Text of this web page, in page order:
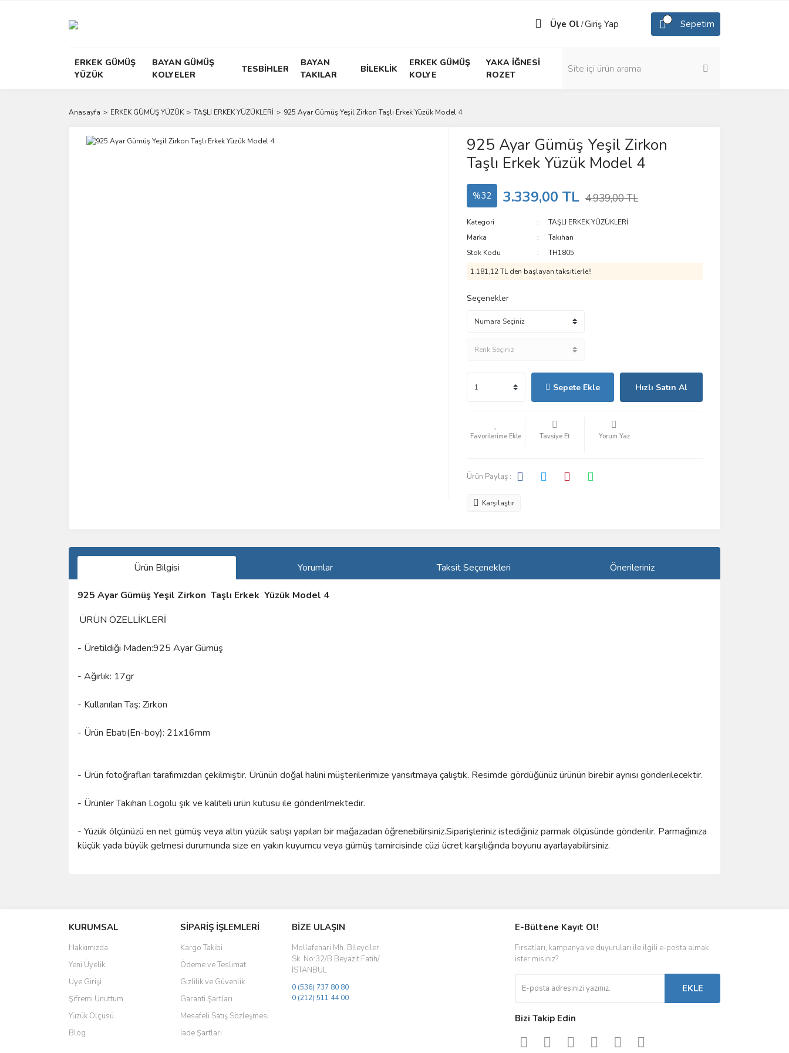
Üye Ol /Giriş Yap Sepetim
ERKEK GÜMÜŞ
YÜZÜK
BAYAN GÜMÜŞ
KOLYELER
TESBİHLER
BAYAN
TAKILAR
BİLEKLİK
ERKEK GÜMÜŞ
KOLYE
YAKA İĞNESİ
ROZET
Anasayfa ERKEK GÜMÜŞ YÜZÜK TAŞLI ERKEK YÜZÜKLERİ 925 Ayar Gümüş Yeşil Zirkon Taşlı Erkek Yüzük Model 4
925 Ayar Gümüş Yeşil Zirkon
Taşlı Erkek Yüzük Model 4
%32 3.339,00 TL 4.939,00 TL
Kategori
TAŞLI ERKEK YÜZÜKLERİ
Marka
Takıhan
Stok Kodu
TH1805
1.181,12 TL den başlayan taksitlerle!!
Seçenekler
Sepete Ekle Hızlı Satın Al
Tavsiye Et Yorum Yaz
Ürün Paylaş :
Karşılaştır
Ürün Bilgisi Yorumlar Taksit Seçenekleri Önerileriniz
925 Ayar Gümüş Yeşil Zirkon Taşlı Erkek Yüzük Model 4
ÜRÜN ÖZELLİKLERİ
- Üretildiği Maden:925 Ayar Gümüş
- Ağırlık: 17gr
- Kullanılan Taş: Zirkon
- Ürün Ebatı(En-boy): 21x16mm
- Ürün fotoğrafları tarafımızdan çekilmiştir. Ürünün doğal halini müşterilerimize yansıtmaya çalıştık. Resimde gördüğünüz ürünün birebir aynısı gönderilecektir.
- Ürünler Takıhan Logolu şık ve kaliteli ürün kutusu ile gönderilmektedir.
- Yüzük ölçünüzü en net gümüş veya altın yüzük satışı yapılan bir mağazadan öğrenebilirsiniz.Siparişleriniz istediğiniz parmak ölçüsünde gönderilir. Parmağınıza
küçük yada büyük gelmesi durumunda size en yakın kuyumcu veya gümüş tamircisinde cüzi ücret karşılığında boyunu ayarlayabilirsiniz.
Ürün resmi kalitesiz, bozuk veya görüntülenemiyor.
Ürün açıklamasında eksik bilgiler bulunuyor.
Ürün bilgilerinde hatalar bulunuyor.
Ürün fiyatı diğer sitelerden daha pahalı.
Bu ürüne benzer farklı alternatifler olmalı.
KURUMSAL
Hakkımızda
Yeni Üyelik
Üye Girişi
Şifremi Unuttum
Yüzük Ölçüsü
Blog
SİPARİŞ İŞLEMLERİ
Kargo Takibi
Ödeme ve Teslimat
Gizlilik ve Güvenlik
Garanti Şartları
Mesafeli Satış Sözleşmesi
İade Şartları
BİZE ULAŞIN
Mollafenari Mh. Bileyciler
Sk. No:32/B Beyazıt Fatih/
İSTANBUL
0 (536) 737 80 80
0 (212) 511 44 00
E-Bültene Kayıt Ol!
Fırsatları, kampanya ve duyuruları ile ilgili e-posta almak
ister misiniz?
EKLE
Bizi Takip Edin